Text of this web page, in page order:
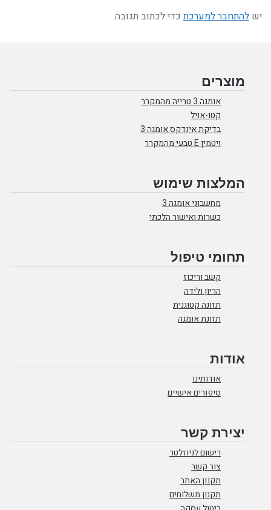
ישלהתחבר למערכתכדי לכתוב תגובה.
מוצרים
אומגה 3 טרייה מהמקרר
קטו-אויל
בדיקת אינדקס אומגה 3
ויטמין E טבעי מהמקרר
המלצות שימוש
מחשבוני אומגה 3
כשרות ואישור הלכתי
תחומי טיפול
קשב וריכוז
הריון ולידה
תזונה קטוגנית
תזונת אומגה
אודות
אודותינו
סיפורים אישיים
יצירת קשר
רישום לניוזלטר
צור קשר
תקנון האתר
תקנון משלוחים